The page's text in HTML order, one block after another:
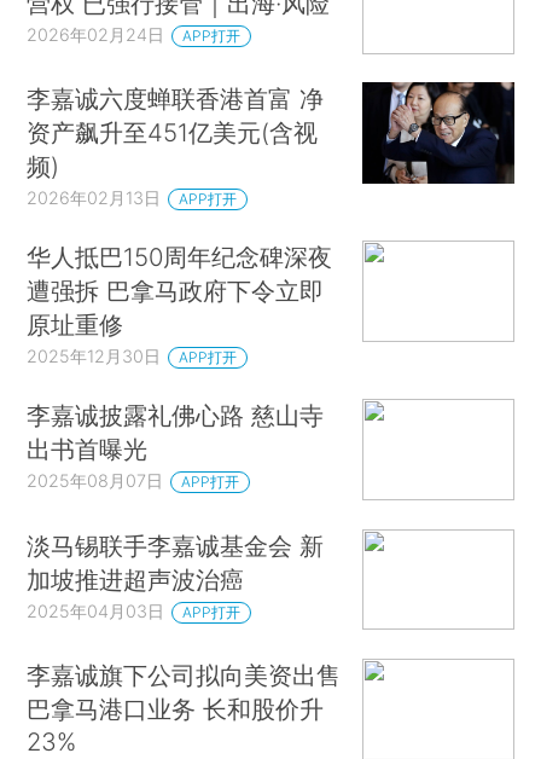
2026年02月24日 APP打开
李嘉诚六度蝉联香港首富 净
资产飙升至451亿美元(含视
频)
2026年02月13日 APP打开
华人抵巴150周年纪念碑深夜
遭强拆 巴拿马政府下令立即
原址重修
2025年12月30日 APP打开
李嘉诚披露礼佛心路 慈山寺
出书首曝光
2025年08月07日 APP打开
淡马锡联手李嘉诚基金会 新
加坡推进超声波治癌
2025年04月03日 APP打开
李嘉诚旗下公司拟向美资出售
巴拿马港口业务 长和股价升
23%